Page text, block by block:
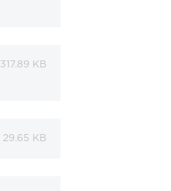
317.89 KB
29.65 KB